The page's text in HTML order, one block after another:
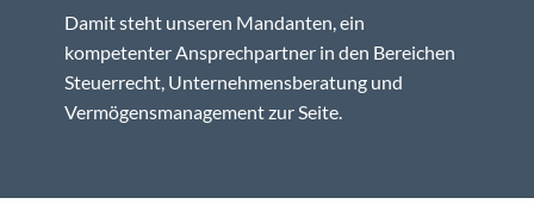
Damit steht unseren Mandanten, ein
kompetenter Ansprechpartner in den Bereichen
Steuerrecht, Unternehmensberatung und
Vermögensmanagement zur Seite.